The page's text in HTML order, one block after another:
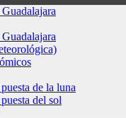
de la luna
del sol